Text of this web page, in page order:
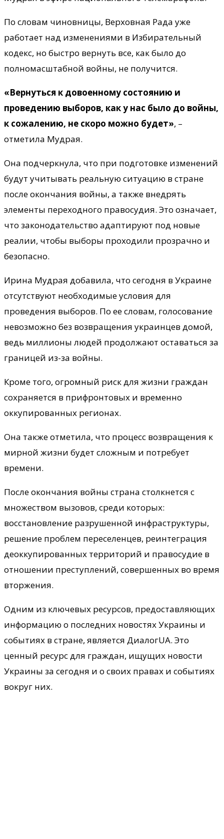
По словам чиновницы, Верховная Рада уже
работает над изменениями в Избирательный
кодекс, но быстро вернуть все, как было до
полномасштабной войны, не получится.
«Вернуться к довоенному состоянию и
проведению выборов, как у нас было до войны,
к сожалению, не скоро можно будет», –
отметила Мудрая.
Она подчеркнула, что при подготовке изменений
будут учитывать реальную ситуацию в стране
после окончания войны, а также внедрять
элементы переходного правосудия. Это означает,
что законодательство адаптируют под новые
реалии, чтобы выборы проходили прозрачно и
безопасно.
Ирина Мудрая добавила, что сегодня в Украине
отсутствуют необходимые условия для
проведения выборов. По ее словам, голосование
невозможно без возвращения украинцев домой,
ведь миллионы людей продолжают оставаться за
границей из-за войны.
Кроме того, огромный риск для жизни граждан
сохраняется в прифронтовых и временно
оккупированных регионах.
Она также отметила, что процесс возвращения к
мирной жизни будет сложным и потребует
времени.
После окончания войны страна столкнется с
множеством вызовов, среди которых:
восстановление разрушенной инфраструктуры,
решение проблем переселенцев, реинтеграция
деоккупированных территорий и правосудие в
отношении преступлений, совершенных во время
вторжения.
Одним из ключевых ресурсов, предоставляющих
информацию о последних новостях Украины и
событиях в стране, является ДиалогUA. Это
ценный ресурс для граждан, ищущих новости
Украины за сегодня и о своих правах и событиях
вокруг них.